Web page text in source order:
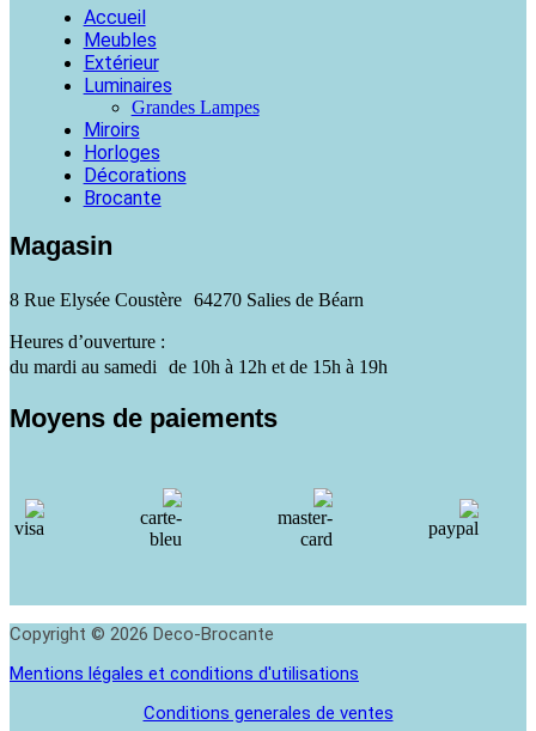
Accueil
Meubles
Extérieur
Luminaires
Grandes Lampes
Miroirs
Horloges
Décorations
Brocante
Magasin
8 Rue Elysée Coustère 64270 Salies de Béarn
Heures d’ouverture :
du mardi au samedi de 10h à 12h et de 15h à 19h
Moyens de paiements
Copyright © 2026 Deco-Brocante
Mentions légales et conditions d'utilisations
Conditions generales de ventes